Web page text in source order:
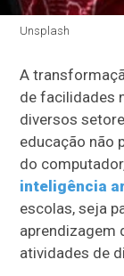
Unsplash
A
de facilidades
diversos
educação não
do
inteligência
escolas, seja
aprendizagem
atividades de